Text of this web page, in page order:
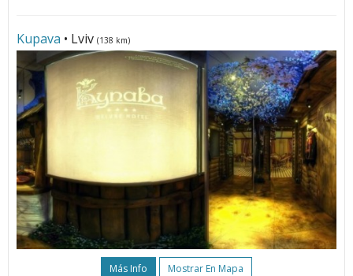
Kupava • Lviv (138 km)
Más Info Mostrar En Mapa